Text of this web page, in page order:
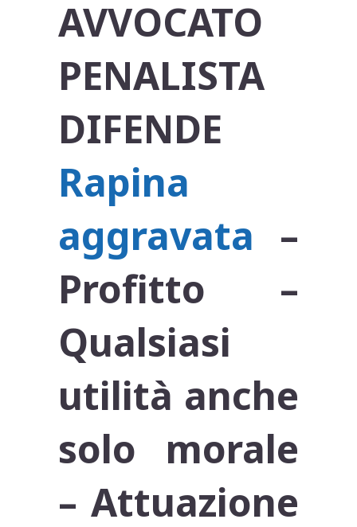
AVVOCATO
PENALISTA
DIFENDE
Rapina
aggravata –
Profitto –
Qualsiasi
utilità anche
solo morale
– Attuazione